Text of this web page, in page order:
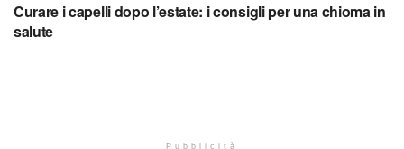
Curare i capelli dopo l’estate: i consigli per una chioma in
salute
Pubblicità